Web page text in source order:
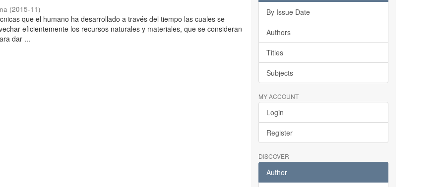
(2015-11)
que el humano ha desarrollado a través del tiempo las cuales se
eficientemente los recursos naturales y materiales, que se consideran
dar ...
By Issue Date
Authors
Titles
Subjects
MY ACCOUNT
Login
Register
DISCOVER
Author